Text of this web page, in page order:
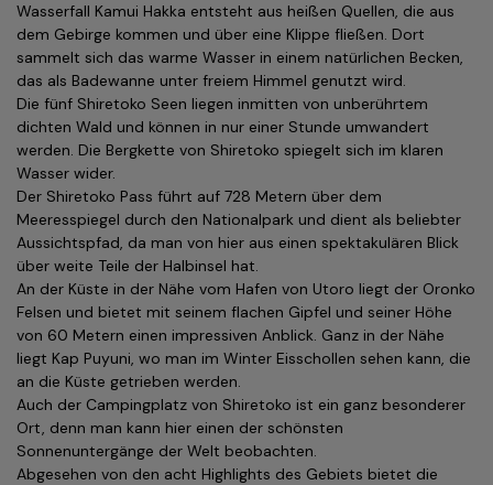
Wasserfall Kamui Hakka entsteht aus heißen Quellen, die aus
dem Gebirge kommen und über eine Klippe fließen. Dort
sammelt sich das warme Wasser in einem natürlichen Becken,
das als Badewanne unter freiem Himmel genutzt wird.
Die fünf Shiretoko Seen liegen inmitten von unberührtem
dichten Wald und können in nur einer Stunde umwandert
werden. Die Bergkette von Shiretoko spiegelt sich im klaren
Wasser wider.
Der Shiretoko Pass führt auf 728 Metern über dem
Meeresspiegel durch den Nationalpark und dient als beliebter
Aussichtspfad, da man von hier aus einen spektakulären Blick
über weite Teile der Halbinsel hat.
An der Küste in der Nähe vom Hafen von Utoro liegt der Oronko
Felsen und bietet mit seinem flachen Gipfel und seiner Höhe
von 60 Metern einen impressiven Anblick. Ganz in der Nähe
liegt Kap Puyuni, wo man im Winter Eisschollen sehen kann, die
an die Küste getrieben werden.
Auch der Campingplatz von Shiretoko ist ein ganz besonderer
Ort, denn man kann hier einen der schönsten
Sonnenuntergänge der Welt beobachten.
Abgesehen von den acht Highlights des Gebiets bietet die